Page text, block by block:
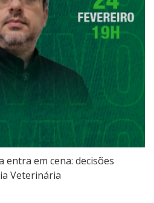
em cena: decisões
Veterinária